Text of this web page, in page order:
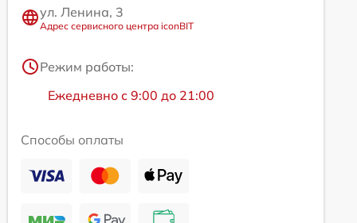
ул. Ленина, 3
Адрес сервисного центра iconBIT
Режим работы:
Ежедневно с 9:00 до 21:00
Способы оплаты